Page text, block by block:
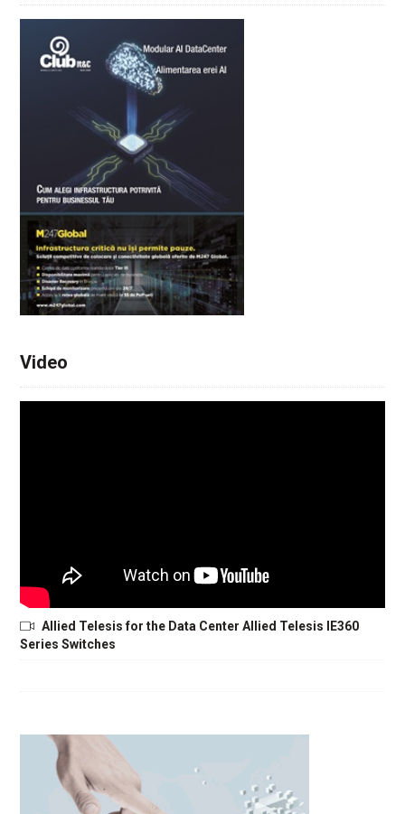
Video
Allied Telesis for the Data Center Allied Telesis IE360
Series Switches